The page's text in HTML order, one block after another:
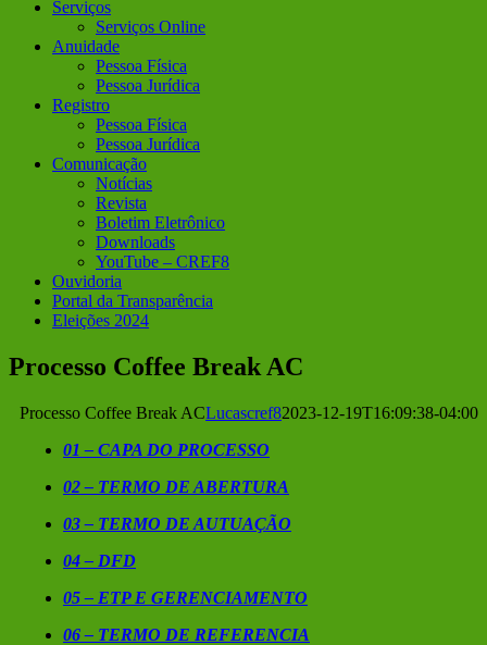
Serviços
Serviços Online
Anuidade
Pessoa Física
Pessoa Jurídica
Registro
Pessoa Física
Pessoa Jurídica
Comunicação
Notícias
Revista
Boletim Eletrônico
Downloads
YouTube – CREF8
Ouvidoria
Portal da Transparência
Eleições 2024
Processo Coffee Break AC
Processo Coffee Break ACLucascref82023-12-19T16:09:38-04:00
01 – CAPA DO PROCESSO
02 – TERMO DE ABERTURA
03 – TERMO DE AUTUAÇÃO
04 – DFD
05 – ETP E GERENCIAMENTO
06 – TERMO DE REFERENCIA